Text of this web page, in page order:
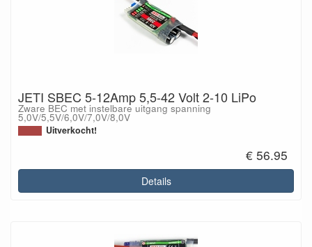
JETI SBEC 5-12Amp 5,5-42 Volt 2-10 LiPo
Zware BEC met instelbare uitgang spanning
5,0V/5,5V/6,0V/7,0V/8,0V
Uitverkocht!
€ 56.95
Details